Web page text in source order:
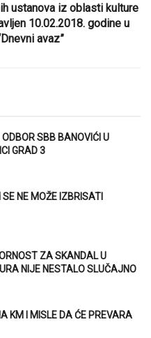
ustanova iz oblasti kulture
10.02.2018. godine u
avaz”
SBB BANOVIĆI U
GRAD 3
NE MOŽE IZBRISATI
ZA SKANDAL U
NIJE NESTALO SLUČAJNO
KM I MISLE DA ĆE PREVARA